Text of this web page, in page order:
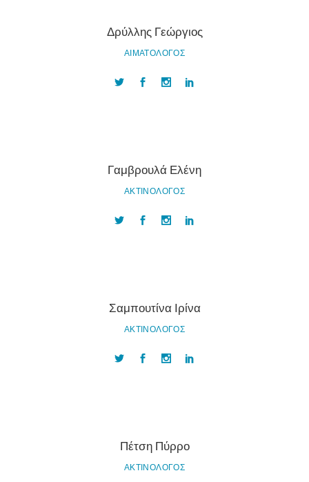
Δρύλλης Γεώργιος
ΑΙΜΑΤΟΛΟΓΟΣ
Γαμβρουλά Ελένη
ΑΚΤΙΝΟΛΟΓΟΣ
Σαμπουτίνα Ιρίνα
ΑΚΤΙΝΟΛΟΓΟΣ
Πέτση Πύρρο
ΑΚΤΙΝΟΛΟΓΟΣ